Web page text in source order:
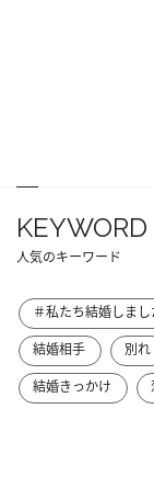
KEYWORD
人気のキーワード
＃私たち結婚しま
結婚相手
別れ
結婚きっかけ